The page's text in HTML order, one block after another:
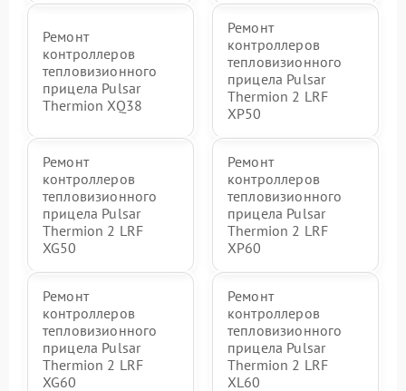
Ремонт
контроллеров
тепловизионного
прицела Pulsar
Thermion XQ38
Ремонт
контроллеров
тепловизионного
прицела Pulsar
Thermion 2 LRF
XP50
Ремонт
контроллеров
тепловизионного
прицела Pulsar
Thermion 2 LRF
XG50
Ремонт
контроллеров
тепловизионного
прицела Pulsar
Thermion 2 LRF
XP60
Ремонт
контроллеров
тепловизионного
прицела Pulsar
Thermion 2 LRF
XG60
Ремонт
контроллеров
тепловизионного
прицела Pulsar
Thermion 2 LRF
XL60